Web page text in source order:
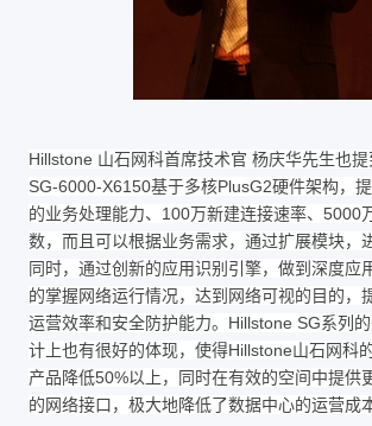
Hillstone 山石网科首席技术官 杨庆华先生也提
SG-6000-X6150基于多核PlusG2硬件架构，
的业务处理能力、100万新建连接速率、5000
数，而且可以根据业务需求，通过扩展模块，
同时，通过创新的应用识别引擎，做到深度应
的掌握网络运行情况，达到网络可视的目的，
运营效率和安全防护能力。Hillstone SG系列
计上也有很好的体现，使得Hillstone山石网科
产品降低50%以上，同时在有效的空间中提供
的网络接口，极大地降低了数据中心的运营成